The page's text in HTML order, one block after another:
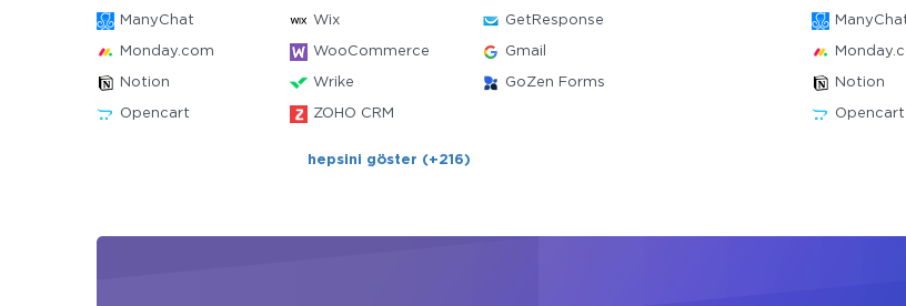
ManyChat Wix GetResponse
Monday.com WooCommerce Gmail
Notion Wrike GoZen Forms
Opencart ZOHO CRM
hepsini göster (+216)
Notion
Opencart